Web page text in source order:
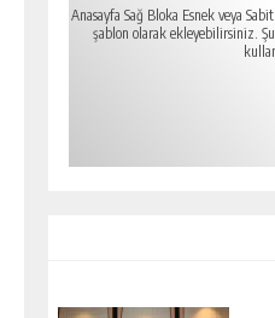
Anasayfa Sağ Bloka Esnek veya
şablon olarak ekleyebilirsiniz.